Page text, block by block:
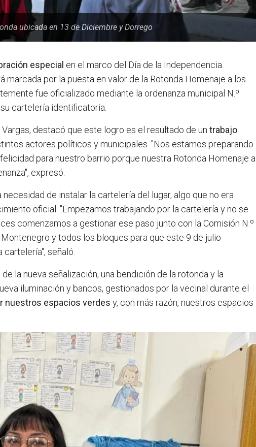
ubicada en 13 de Diciembre y Dorrego
especial en el marco del Día de la Independencia.
por la puesta en valor de la Rotonda Homenaje a los
fue oficializado mediante la ordenanza municipal N.º
cartelería identificatoria.
destacó que este logro es el resultado de un trabajo
actores políticos y municipales. "Nos estamos preparando
para nuestro barrio porque nuestra Rotonda Homenaje a
expresó.
de instalar la cartelería del lugar, algo que no era
oficial. "Empezamos trabajando por la cartelería y no se
comenzamos a gestionar ese paso junto con la Comisión N.º
y todos los bloques para que este 9 de julio
señaló.
la nueva señalización, una bendición de la rotonda y la
iluminación y bancos, gestionados por la vecinal durante el
nuestros espacios verdes y, con más razón, nuestros espacios